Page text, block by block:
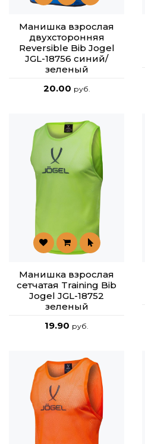
Манишка взрослая
двухсторонняя
Reversible Bib Jogel
JGL-18756 синий/
зеленый
20.00 руб.
Манишка взрослая
сетчатая Training Bib
Jogel JGL-18752
зеленый
19.90 руб.